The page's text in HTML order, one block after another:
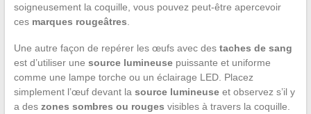
soigneusement la coquille, vous pouvez peut-être apercevoir
ces marques rougeâtres
Une autre façon de repérer les œufs avec des taches de sang
est d’utiliser une source lumineusepuissante et uniforme
comme une lampe torche ou un éclairage LED. Placez
simplement l’œuf devant la source lumineuseet observez s’il y
a des zones sombres ou rouges visibles à travers la coquille.